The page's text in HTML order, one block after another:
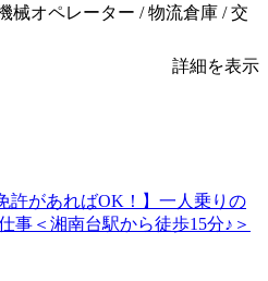
械オペレーター / 物流倉庫 / 交
詳細を表示